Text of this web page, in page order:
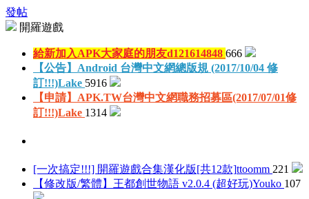
發帖
開羅遊戲
給新加入APK大家庭的朋友d121614848 666
【公告】Android 台灣中文網總版規 (2017/10/04 修
訂!!!)Lake 5916
【申請】APK.TW台灣中文網職務招募區(2017/07/01修
訂!!!)Lake 1314
[一次搞定!!!] 開羅遊戲合集漢化版[共12款]ttoomm 221
【修改版/繁體】王都創世物語 v2.0.4 (超好玩)Youko 107